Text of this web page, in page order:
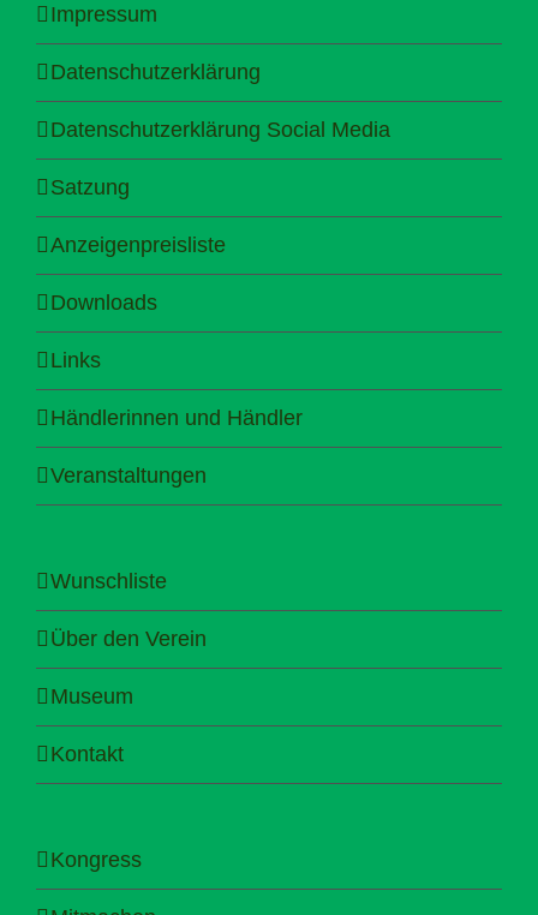
Impressum
Datenschutzerklärung
Datenschutzerklärung Social Media
Satzung
Anzeigenpreisliste
Downloads
Links
Händlerinnen und Händler
Veranstaltungen
Wunschliste
Über den Verein
Museum
Kontakt
Kongress